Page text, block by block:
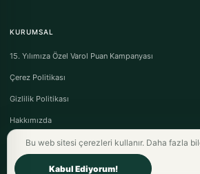
KURUMSAL
15. Yılımıza Özel Varol Puan Kampanyası
Çerez Politikası
Gizlilik Politikası
Hakkımızda
Bu web sitesi çerezleri kullanır. Daha fazla
Kabul Ediyorum!